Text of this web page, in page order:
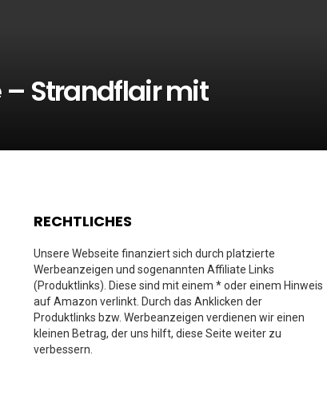
– Strandflair mit
RECHTLICHES
Unsere Webseite finanziert sich durch platzierte
Werbeanzeigen und sogenannten Affiliate Links
(Produktlinks). Diese sind mit einem * oder einem Hinweis
auf Amazon verlinkt. Durch das Anklicken der
Produktlinks bzw. Werbeanzeigen verdienen wir einen
kleinen Betrag, der uns hilft, diese Seite weiter zu
verbessern.